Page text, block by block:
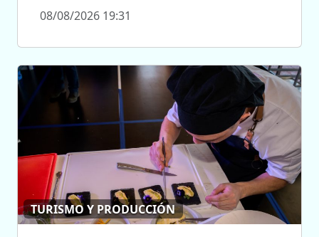
08/08/2026 19:31
TURISMO Y PRODUCCIÓN